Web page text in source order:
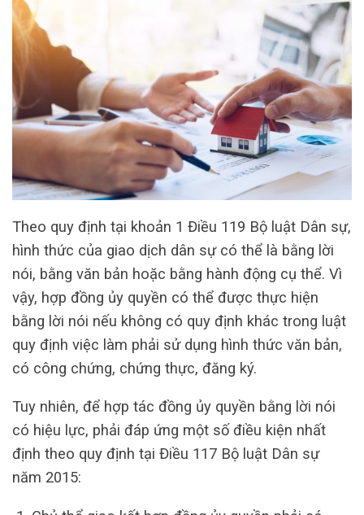
Theo quy định tại khoản 1 Điều 119 Bộ luật Dân sự,
hình thức của giao dịch dân sự có thể là bằng lời
nói, bằng văn bản hoặc bằng hành động cụ thể. Vì
vậy, hợp đồng ủy quyền có thể được thực hiện
bằng lời nói nếu không có quy định khác trong luật
quy định việc làm phải sử dụng hình thức văn bản,
có công chứng, chứng thực, đăng ký.
Tuy nhiên, để hợp tác đồng ủy quyền bằng lời nói
có hiệu lực, phải đáp ứng một số điều kiện nhất
định theo quy định tại Điều 117 Bộ luật Dân sự
năm 2015: